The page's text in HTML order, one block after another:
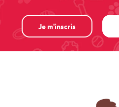
Je m'inscris